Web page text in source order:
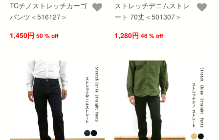
TCチノストレッチカーゴ
パンツ＜516127＞
1,450円 50 % off
ストレッチデニムストレ
ート 70丈＜501307＞
1,280円 46 % off